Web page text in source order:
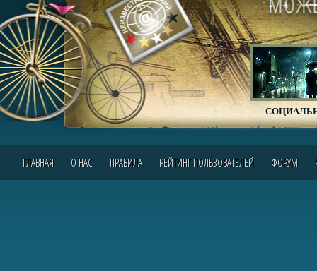
ГЛАВНАЯ О НАС ПРАВИЛА РЕЙТИНГ ПОЛЬЗОВАТЕЛЕЙ ФОРУМ